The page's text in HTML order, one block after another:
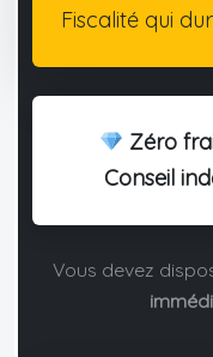
Fiscalité qui
Zéro
Conseil
Vous devez